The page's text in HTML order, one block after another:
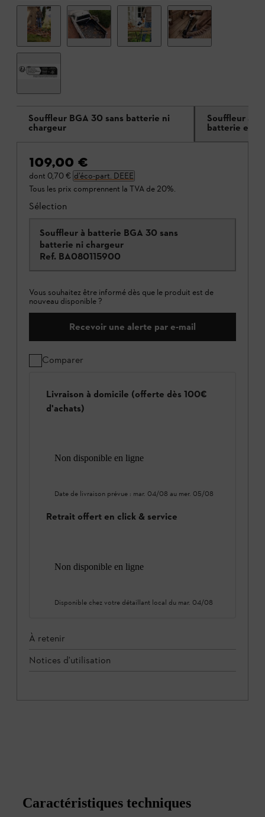
Souffleur BGA 30 sans batterie ni
chargeur
Souffleur à
batterie et
109,00 €
dont 0,70 € d’éco-part. DEEE
Tous les prix comprennent la TVA de 20%.
Sélection
Souffleur à batterie BGA 30 sans
batterie ni chargeur
Ref. BA080115900
Vous souhaitez être informé dès que le produit est de
nouveau disponible ?
Recevoir une alerte par e-mail
Comparer
Livraison à domicile (offerte dès 100€
d'achats)
Non disponible en ligne
Date de livraison prévue : mar. 04/08 au mer. 05/08
Retrait offert en click & service
Non disponible en ligne
Disponible chez votre détaillant local du mar. 04/08
À retenir
Notices d'utilisation
Caractéristiques techniques